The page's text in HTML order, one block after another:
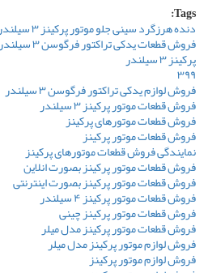
Tags:
دنده هرزگرد سینی جلو موتور پرکینز ۳ سیلندر ۲۴۰ و ۱۳۵
فروش قطعات یدکی تراکتور فرگوسن ۳ سیلندر
پرکینز ۳ سیلندر
۳۹۹
فروش لوازم یدکی تراکتور فرگوسن ۳ سیلندر
فروش قطعات موتور پرکینز ۳ سیلندر
فروش قطعات موتورهای پرکینز
فروش قطعات موتور پرکینز
نمایندگی فروش قطعات موتورهای پرکینز
فروش قطعات موتور پرکینز بصورت انلاین
فروش قطعات موتور پرکینز بصورت اینترنتی
فروش قطعات موتور پرکینز ۴ سیلندر
فروش قطعات موتور پرکینز چینی
فروش قطعات موتور پرکینز مدل میلر
فروش لوازم موتور پرکینز مدل میلر
فروش لوازم موتور پرکینز